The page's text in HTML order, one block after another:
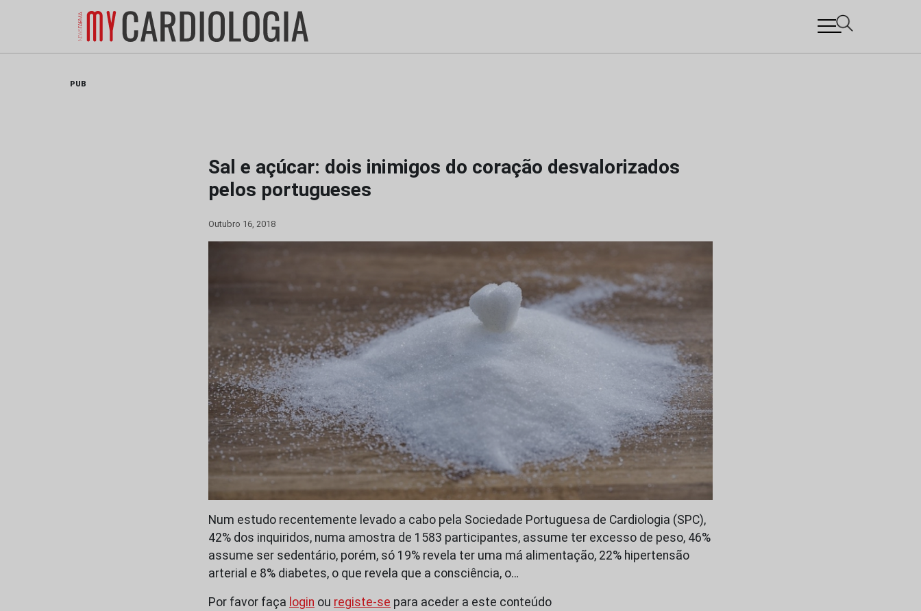
Skip
PUB
Sal e açúcar: dois inimigos do coração desvalorizados
pelos portugueses
Outubro 16, 2018
Num estudo recentemente levado a cabo pela Sociedade Portuguesa de Cardiologia (SPC),
42% dos inquiridos, numa amostra de 1583 participantes, assume ter excesso de peso, 46%
assume ser sedentário, porém, só 19% revela ter uma má alimentação, 22% hipertensão
arterial e 8% diabetes, o que revela que a consciência, o…
Por favor faça login ou registe-se para aceder a este conteúdo